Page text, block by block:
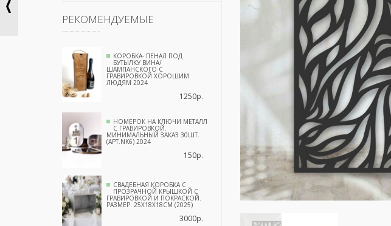
РЕКОМЕНДУЕМЫЕ
КОРОБКА- ПЕНАЛ ПОД
БУТЫЛКУ ВИНА/
ШАМПАНСКОГО С
ГРАВИРОВКОЙ ХОРОШИМ
ЛЮДЯМ 2024
1250р.
НОМЕРОК НА КЛЮЧИ МЕТАЛЛ
С ГРАВИРОВКОЙ.
МИНИМАЛЬНЫЙ ЗАКАЗ 30ШТ.
(АРТ.NK6) 2024
150р.
СВАДЕБНАЯ КОРОБКА С
ПРОЗРАЧНОЙ КРЫШКОЙ С
ГРАВИРОВКОЙ И ПОКРАСКОЙ.
РАЗМЕР: 25Х18Х18СМ (2025)
3000р.